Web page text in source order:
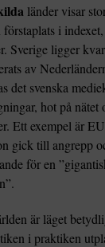
länder visar
i
Sverige ligger
av
det svenska
hot på nätet
Ett exempel är
gick till angrepp
för en
är läget
i praktiken